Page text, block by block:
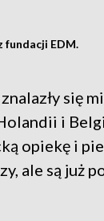
fundacji EDM.
się
i
opiekę i
ale są już